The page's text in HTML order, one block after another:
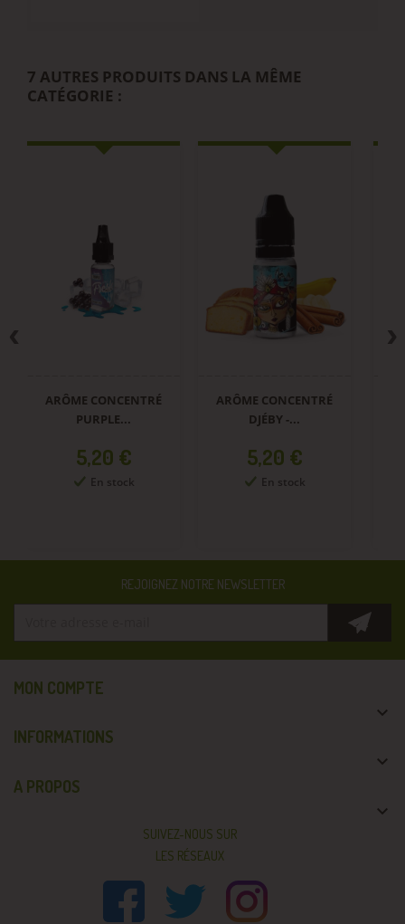
7 AUTRES PRODUITS DANS LA MÊME
CATÉGORIE :
ARÔME CONCENTRÉ
PURPLE...
Prix
5,20 €
En stock
ARÔME CONCENTRÉ
DJÉBY -...
Prix
5,20 €
En stock
REJOIGNEZ NOTRE NEWSLETTER
MON COMPTE

INFORMATIONS

A PROPOS

SUIVEZ-NOUS SUR
LES RÉSEAUX